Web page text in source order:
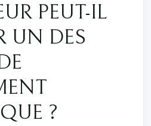
PEUT-IL
UN DES
?